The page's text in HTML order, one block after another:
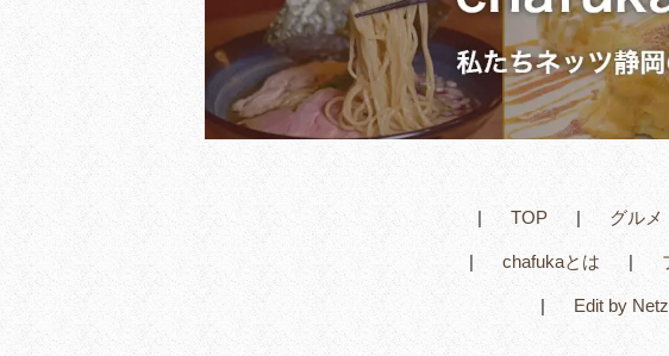
TOP グルメ
chafukaとは
Edit by